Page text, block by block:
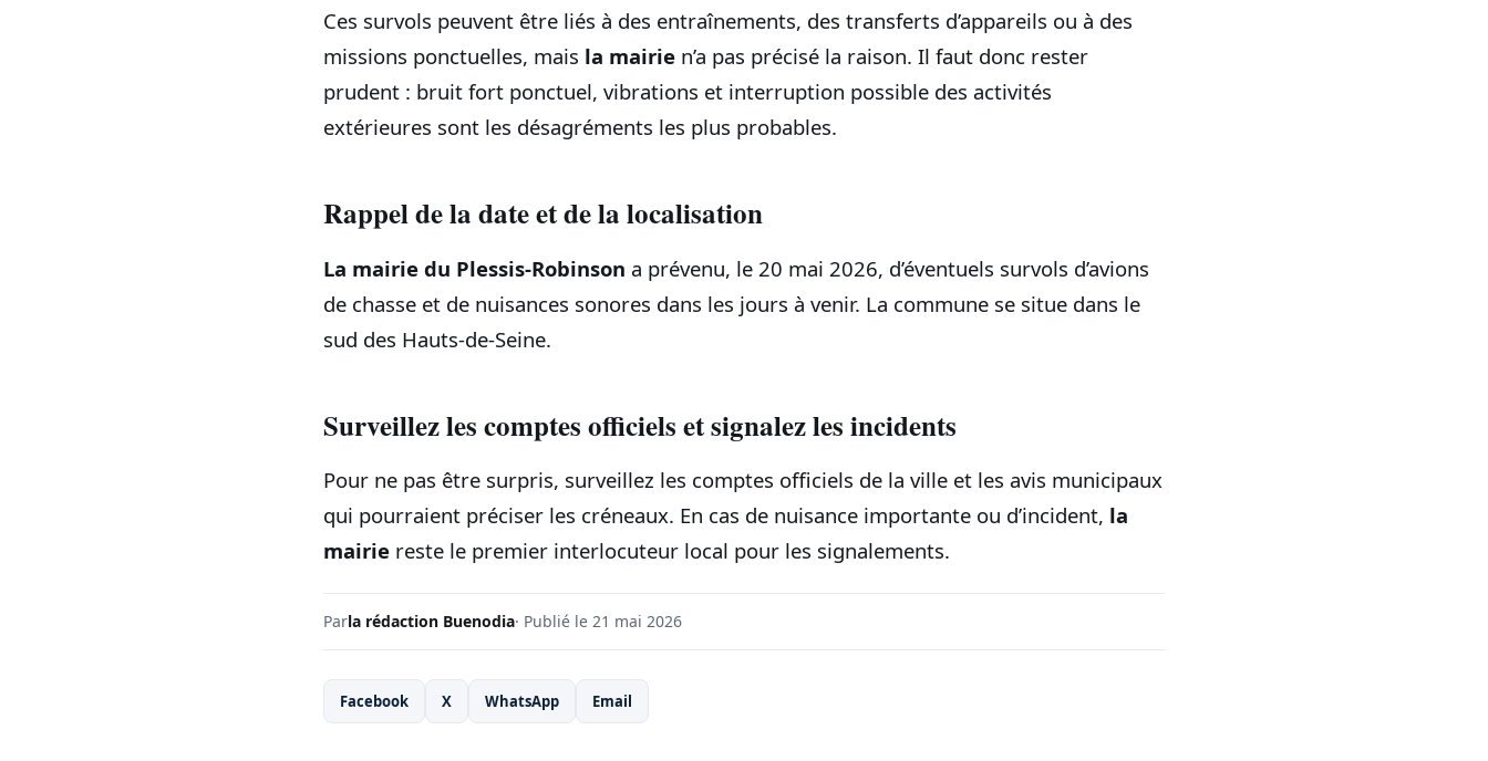
Ces survols peuvent être liés à des entraînements, des transferts d’appareils ou à des
missions ponctuelles, mais la mairie n’a pas précisé la raison. Il faut donc rester
prudent : bruit fort ponctuel, vibrations et interruption possible des activités
extérieures sont les désagréments les plus probables.
Rappel de la date et de la localisation
La mairie du Plessis‑Robinson a prévenu, le 20 mai 2026, d’éventuels survols d’avions
de chasse et de nuisances sonores dans les jours à venir. La commune se situe dans le
sud des Hauts‑de‑Seine.
Surveillez les comptes officiels et signalez les incidents
Pour ne pas être surpris, surveillez les comptes officiels de la ville et les avis municipaux
qui pourraient préciser les créneaux. En cas de nuisance importante ou d’incident, la
mairie reste le premier interlocuteur local pour les signalements.
Parla rédaction Buenodia· Publié le 21 mai 2026
Facebook X WhatsApp Email